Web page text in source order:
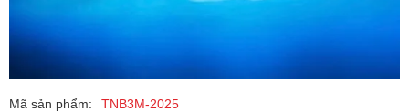
Mã sản phẩm: TNB3M-2025